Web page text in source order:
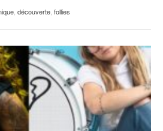
, découverte, follies